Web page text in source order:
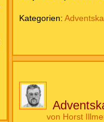
Kategorien:
von Horst